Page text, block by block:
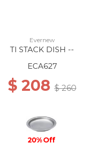
Evernew
TI STACK DISH --
ECA627
$ 208$ 260
20% Off